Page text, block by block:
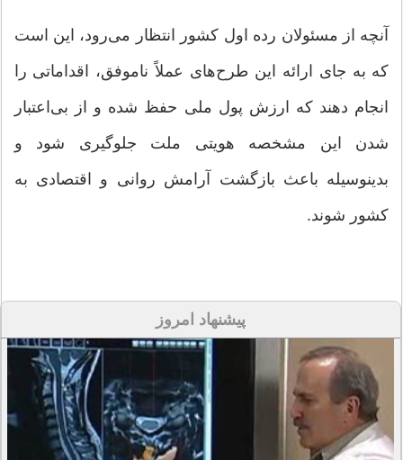
آنچه از مسئولان رده اول کشور انتظار می‌رود، این است
که به جای ارائه این طرح‌های عملاً ناموفق، اقداماتی را
انجام دهند که ارزش پول ملی حفظ شده و از بی‌اعتبار
شدن این مشخصه هویتی ملت جلوگیری شود و
بدینوسیله باعث بازگشت آرامش روانی و اقتصادی به
کشور شوند.
پیشنهاد امروز